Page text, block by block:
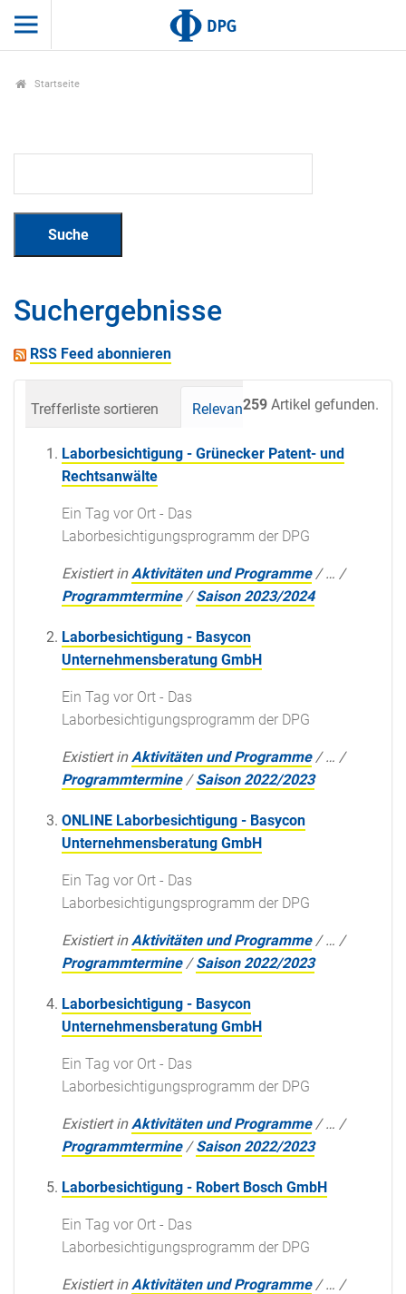
Startseite
Suchergebnisse
RSS Feed abonnieren
259 Artikel gefunden.
Trefferliste sortieren Relevanz Datum
Laborbesichtigung - Grünecker Patent- und
Rechtsanwälte
Ein Tag vor Ort - Das
Laborbesichtigungsprogramm der DPG
Existiert in Aktivitäten und Programme /… /
Programmtermine /Saison 2023/2024
Laborbesichtigung - Basycon
Unternehmensberatung GmbH
Ein Tag vor Ort - Das
Laborbesichtigungsprogramm der DPG
Existiert in Aktivitäten und Programme /… /
Programmtermine /Saison 2022/2023
ONLINE Laborbesichtigung - Basycon
Unternehmensberatung GmbH
Ein Tag vor Ort - Das
Laborbesichtigungsprogramm der DPG
Existiert in Aktivitäten und Programme /… /
Programmtermine /Saison 2022/2023
Laborbesichtigung - Basycon
Unternehmensberatung GmbH
Ein Tag vor Ort - Das
Laborbesichtigungsprogramm der DPG
Existiert in Aktivitäten und Programme /… /
Programmtermine /Saison 2022/2023
Laborbesichtigung - Robert Bosch GmbH
Ein Tag vor Ort - Das
Laborbesichtigungsprogramm der DPG
Existiert in Aktivitäten und Programme /… /